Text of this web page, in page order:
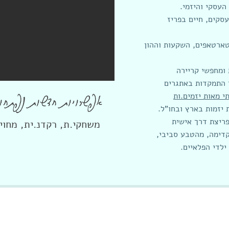
אפשרויות חדשות
משחקי.ת, רקדנ.ית,
והיזמי.
חיים בפריז
השקעות וההון
קריירה
באתגרים
מאות יזמים.ות
יזמות בארץ ובחו"ל.
דרך אישית
מהטבע סביבי,
הפלאיים.